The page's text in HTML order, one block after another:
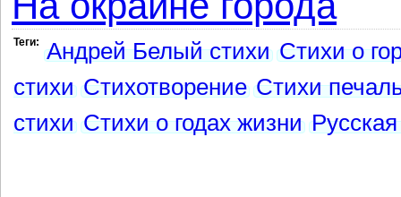
Теги: Андрей Белый стихи Стихи о
стихи Стихотворение Стихи
стихи Стихи о годах жизни